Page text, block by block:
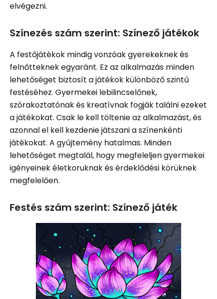
elvégezni.
Színezés szám szerint: Színező játékok
A festőjátékok mindig vonzóak gyerekeknek és
felnőtteknek egyaránt. Ez az alkalmazás minden
lehetőséget biztosít a játékok különböző szintű
festéséhez. Gyermekei lebilincselőnek,
szórakoztatónak és kreatívnak fogják találni ezeket
a játékokat. Csak le kell töltenie az alkalmazást, és
azonnal el kell kezdenie játszani a színenkénti
játékokat. A gyűjtemény hatalmas. Minden
lehetőséget megtalál, hogy megfeleljen gyermekei
igényeinek életkoruknak és érdeklődési körüknek
megfelelően.
Festés szám szerint: Színező játék